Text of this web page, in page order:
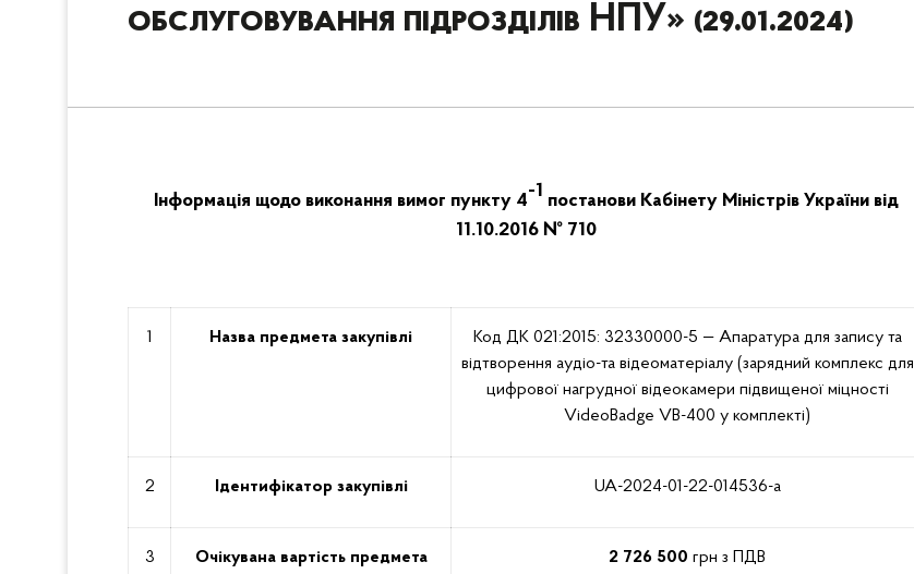
обслуговування підрозділів НПУ» (29.01.2024)
Інформація щодо виконання вимог пункту 4-1 постанови Кабінету Міністрів України від
11.10.2016 № 710
1 Назва предмета закупівлі
Код ДК 021:2015: 32330000-5 — Апаратура для запису та
відтворення аудіо-та відеоматеріалу (зарядний комплекс для
цифрової нагрудної відеокамери підвищеної міцності
VideoBadge VB-400 у комплекті)
2 Ідентифікатор закупівлі UA-2024-01-22-014536-a
3
Очікувана вартість предмета
2 726 500 грн з ПДВ